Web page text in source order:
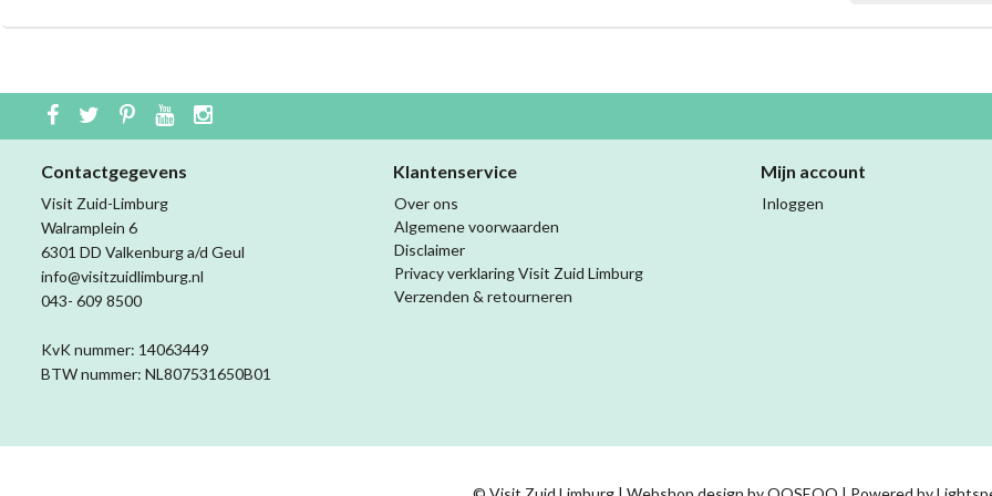
Contactgegevens
Visit Zuid-Limburg
Walramplein 6
6301 DD Valkenburg a/d Geul
info@visitzuidlimburg.nl
043- 609 8500
KvK nummer: 14063449
BTW nummer: NL807531650B01
Klantenservice
Over ons
Algemene voorwaarden
Disclaimer
Privacy verklaring Visit Zuid Limburg
Verzenden & retourneren
Mijn account
Inloggen